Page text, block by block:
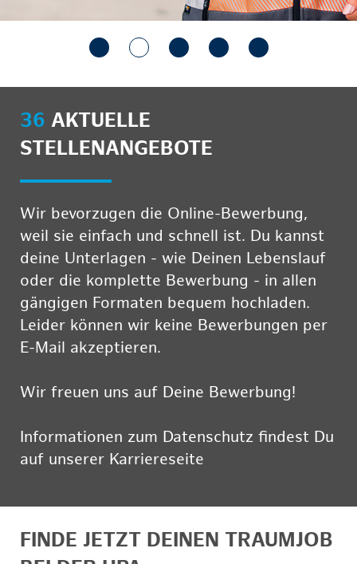
36 AKTUELLE
STELLENANGEBOTE
Wir bevorzugen die Online-Bewerbung,
weil sie einfach und schnell ist. Du kannst
deine Unterlagen - wie Deinen Lebenslauf
oder die komplette Bewerbung - in allen
gängigen Formaten bequem hochladen.
Leider können wir keine Bewerbungen per
E-Mail akzeptieren.
Wir freuen uns auf Deine Bewerbung!
Informationen zum Datenschutz findest Du
auf unserer Karriereseite
FINDE JETZT DEINEN TRAUMJOB